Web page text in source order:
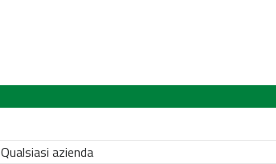
Qualsiasi azienda